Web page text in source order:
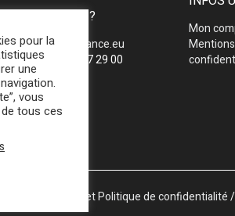
UNE QUESTION ?
Mail :info@bmsfrance.eu
Tel : +33 (0)4 50 27 29 00
Mon
Mentions légales et Politique de confidentialité
pour la
une
vous
tous ces